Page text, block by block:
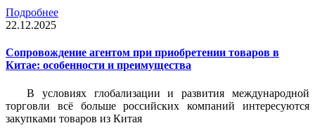
Подробнее
22.12.2025
Сопровождение агентом при приобретении товаров в
Китае: особенности и преимущества
В условиях глобализации и развития международной
торговли всё больше российских компаний интересуются
закупками товаров из Китая